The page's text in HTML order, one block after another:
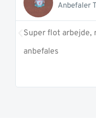
Anbefaler
Super flot arbejde,
anbefales